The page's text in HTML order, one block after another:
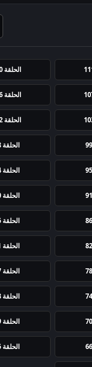
الحلقة 110
الحلقة 106
الحلقة 102
الحلقة 98
الحلقة 94
الحلقة 90
الحلقة 85
الحلقة 81
الحلقة 77
الحلقة 73
الحلقة 69
الحلقة 65